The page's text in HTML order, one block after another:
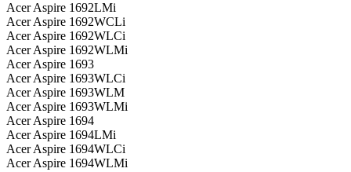
Acer Aspire 1692LMi
Acer Aspire 1692WCLi
Acer Aspire 1692WLCi
Acer Aspire 1692WLMi
Acer Aspire 1693
Acer Aspire 1693WLCi
Acer Aspire 1693WLM
Acer Aspire 1693WLMi
Acer Aspire 1694
Acer Aspire 1694LMi
Acer Aspire 1694WLCi
Acer Aspire 1694WLMi